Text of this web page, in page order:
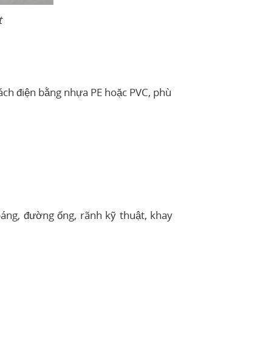
điện bằng nhựa PE hoặc PVC, phù
đường ống, rãnh kỹ thuật, khay